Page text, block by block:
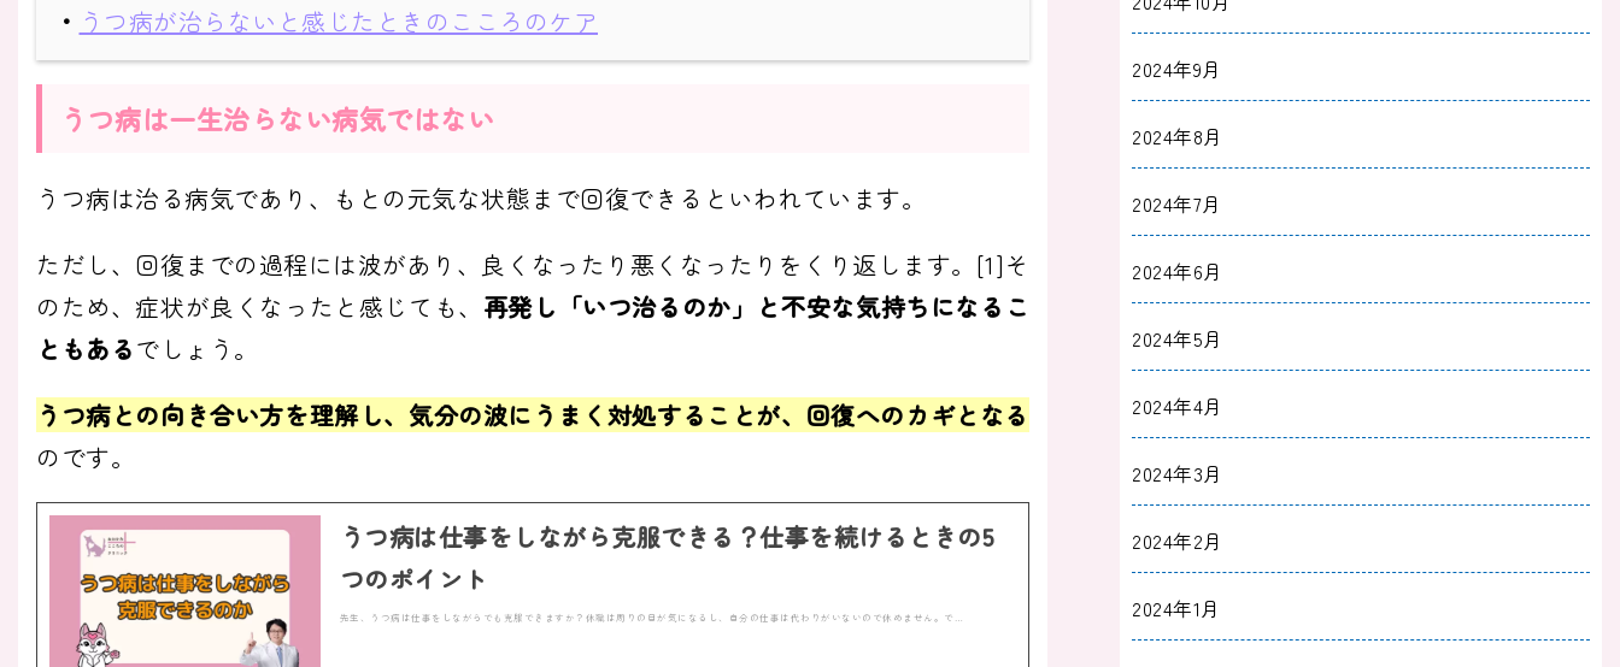
・ うつ病が治らないと感じたときのこころのケア
うつ病は一生治らない病気ではない
うつ病は治る病気であり、もとの元気な状態まで回復できるといわれています。
ただし、回復までの過程には波があり、良くなったり悪くなったりをくり返します。[1]そ
のため、症状が良くなったと感じても、 再発し「いつ治るのか」と不安な気持ちになるこ
ともあるでしょう。
うつ病との向き合い方を理解し、気分の波にうまく対処することが、回復へのカギとなる
のです。
うつ病は仕事をしながら克服できる？仕事を続けるときの5
つのポイント
先生、うつ病は仕事をしながらでも克服できますか？休職は周りの目が気になるし、自分の仕事は代わりがいないので休めません。で…
2024年9月
2024年8月
2024年7月
2024年6月
2024年5月
2024年4月
2024年3月
2024年2月
2024年1月